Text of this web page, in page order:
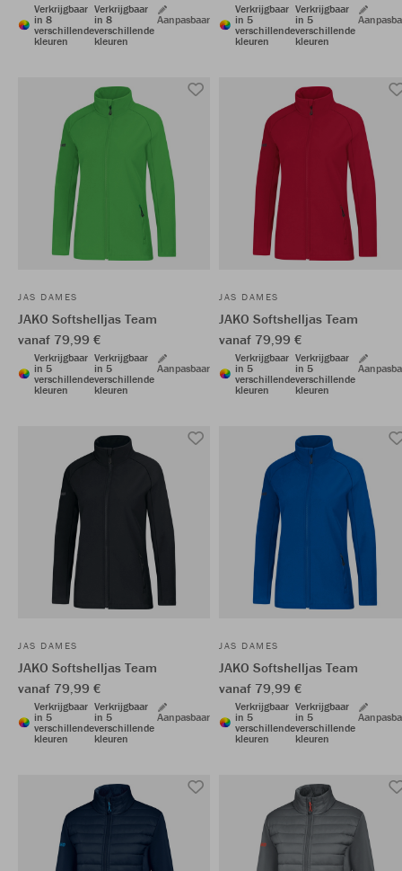
Verkrijgbaar
in 8
verschillende
kleuren
Verkrijgbaar
in 8
verschillende
kleuren
Aanpasbaar
Verkrijgbaar
in 5
verschillende
kleuren
Verkrijgbaar
in 5
verschillende
kleuren
JAS DAMES
JAKO Softshelljas Team
vanaf 79,99 €
Verkrijgbaar
in 5
verschillende
kleuren
Verkrijgbaar
in 5
verschillende
kleuren
Aanpasbaar
JAS DAMES
JAKO Softshelljas Team
vanaf 79,99 €
Verkrijgbaar
in 5
verschillende
kleuren
Verkrijgbaar
in 5
verschillende
kleuren
JAS DAMES
JAKO Softshelljas Team
vanaf 79,99 €
Verkrijgbaar
in 5
verschillende
kleuren
Verkrijgbaar
in 5
verschillende
kleuren
Aanpasbaar
JAS DAMES
JAKO Softshelljas Team
vanaf 79,99 €
Verkrijgbaar
in 5
verschillende
kleuren
Verkrijgbaar
in 5
verschillende
kleuren